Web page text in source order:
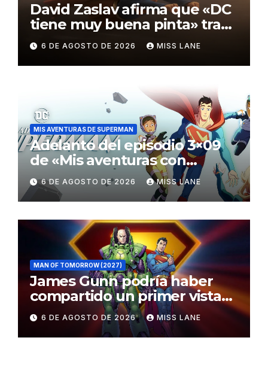
David Zaslav afirma que «DC
tiene muy buena pinta» tras
el fracaso de «Supergirl»
6 DE AGOSTO DE 2026 MISS LANE
MIS AVENTURAS DE SUPERMAN
Adelanto del episodio 3×09
de «Mis aventuras con
Superman»
6 DE AGOSTO DE 2026 MISS LANE
MAN OF TOMORROW (2027)
James Gunn podría haber
compartido un primer vistazo
al traje de Brainiac
6 DE AGOSTO DE 2026 MISS LANE